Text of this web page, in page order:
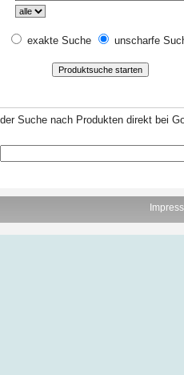
exakte Suche unscharfe
Suche nach Produkten direkt bei